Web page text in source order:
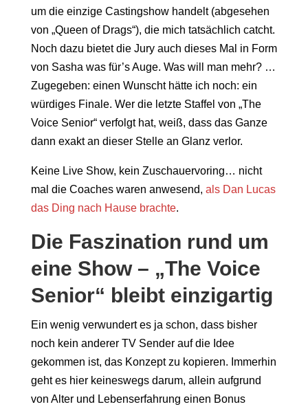
um die einzige Castingshow handelt (abgesehen
von „Queen of Drags“), die mich tatsächlich catcht.
Noch dazu bietet die Jury auch dieses Mal in Form
von Sasha was für’s Auge. Was will man mehr? …
Zugegeben: einen Wunscht hätte ich noch: ein
würdiges Finale. Wer die letzte Staffel von „The
Voice Senior“ verfolgt hat, weiß, dass das Ganze
dann exakt an dieser Stelle an Glanz verlor.
Keine Live Show, kein Zuschauervoring… nicht
mal die Coaches waren anwesend, als Dan Lucas
das Ding nach Hause brachte.
Die Faszination rund um
eine Show – „The Voice
Senior“ bleibt einzigartig
Ein wenig verwundert es ja schon, dass bisher
noch kein anderer TV Sender auf die Idee
gekommen ist, das Konzept zu kopieren. Immerhin
geht es hier keineswegs darum, allein aufgrund
von Alter und Lebenserfahrung einen Bonus